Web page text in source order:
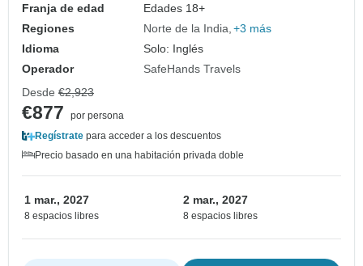
Franja de edad
Edades 18+
Regiones
Norte de la India +3 más
Idioma
Solo: Inglés
Operador
SafeHands Travels
Desde €2,923
€877
por persona
Regístrate para acceder a los descuentos
Precio basado en una habitación privada doble
1 mar., 2027
8 espacios libres
2 mar., 2027
8 espacios libres